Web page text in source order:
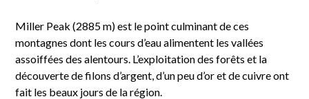
Miller Peak (2885 m) est le point culminant de ces
montagnes dont les cours d’eau alimentent les vallées
assoiffées des alentours. L’exploitation des forêts et la
découverte de filons d’argent, d’un peu d’or et de cuivre ont
fait les beaux jours de la région.